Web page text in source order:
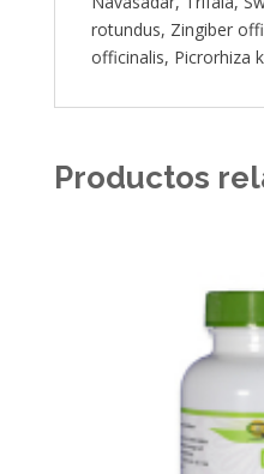
rotundus, Zingiber
officinalis, Picrorhiza
Productos